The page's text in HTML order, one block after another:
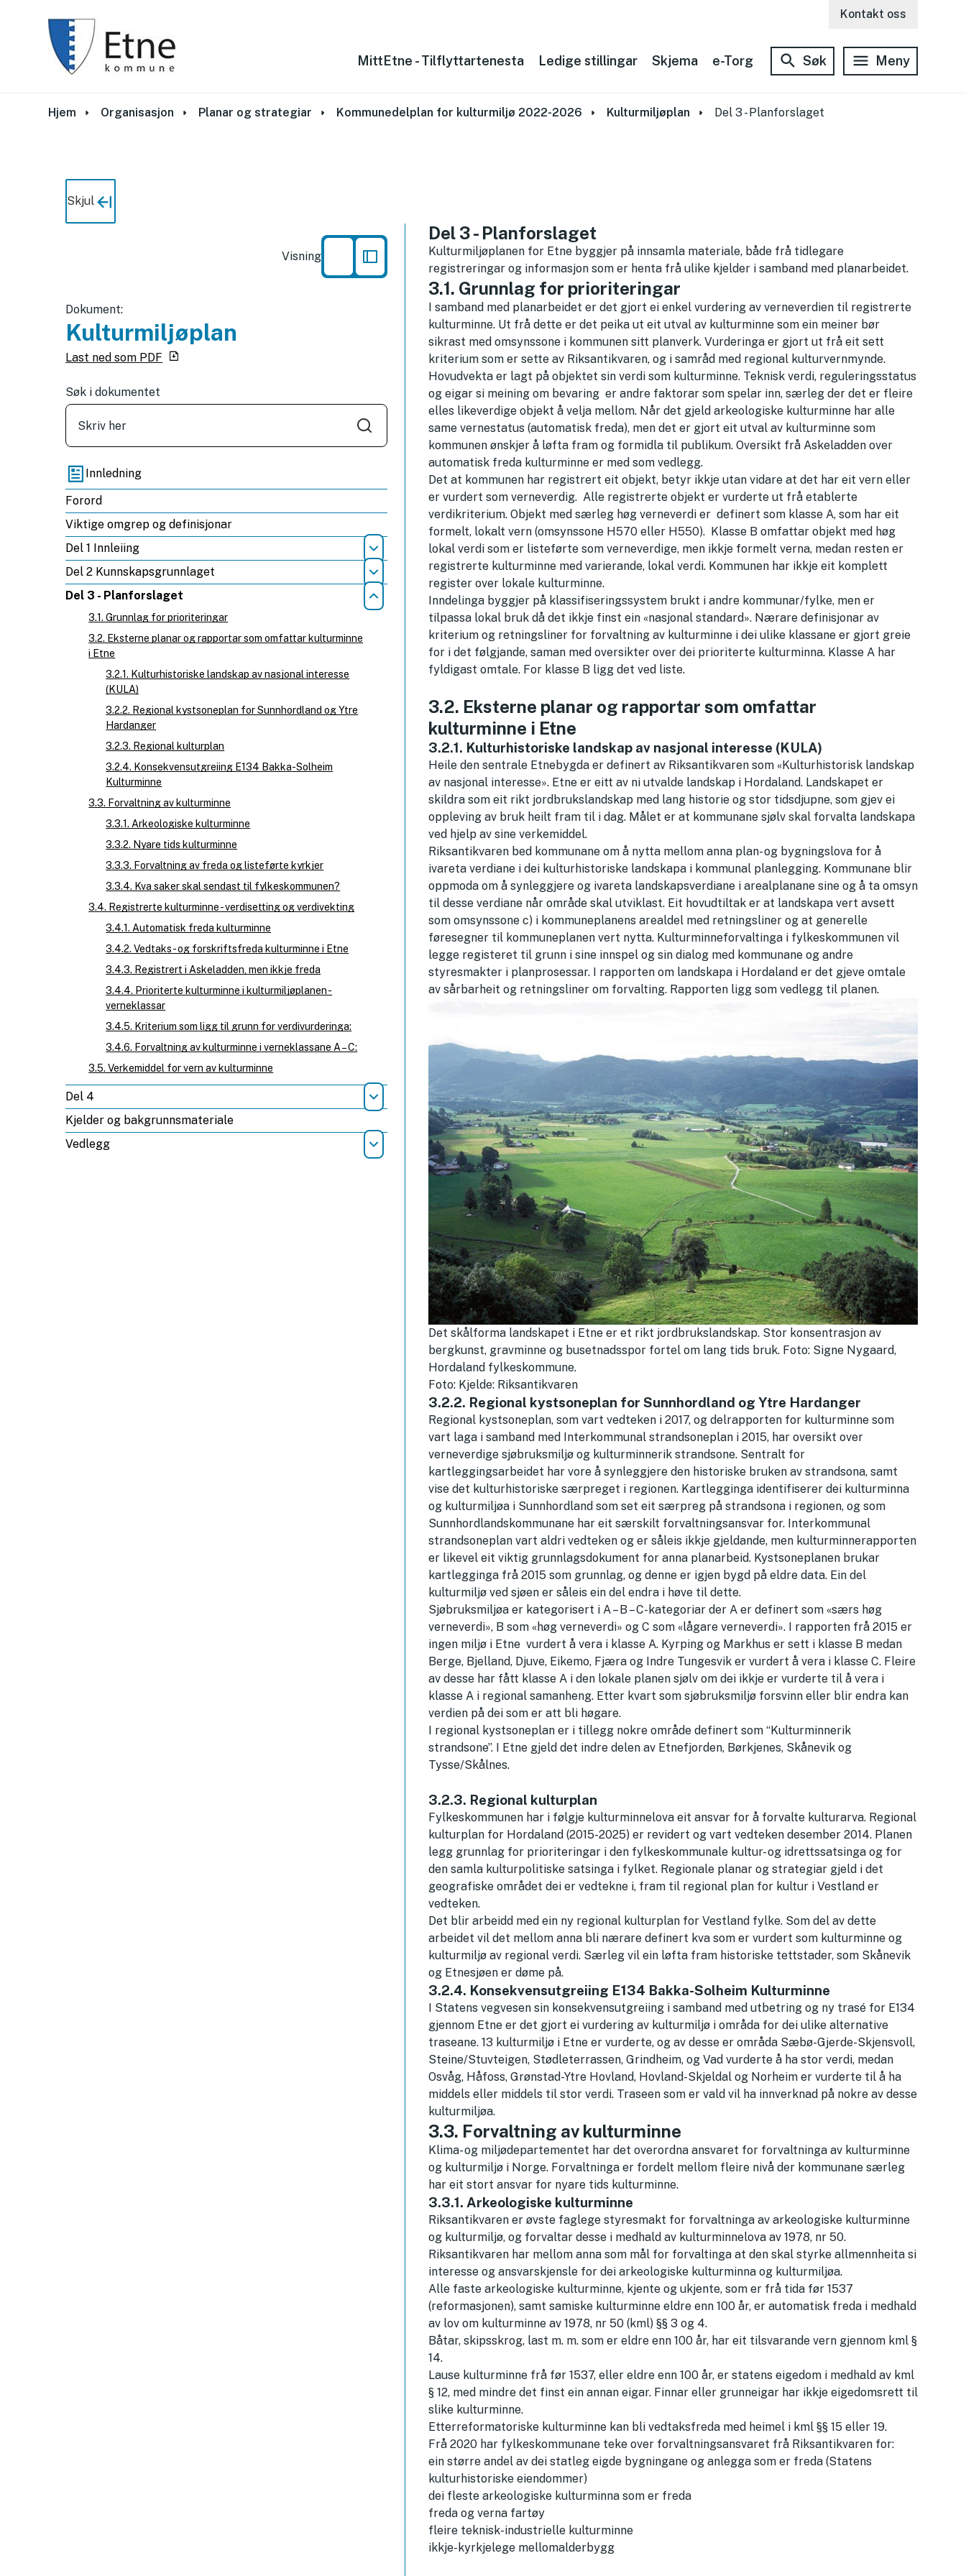
Kontakt oss
MittEtne - Tilflyttartenesta Ledige stillingar Skjema e-Torg Søk Meny
Du er her:
Hjem Organisasjon Planar og strategiar Kommunedelplan for kulturmiljø 2022-2026 Kulturmiljøplan Del 3 - Planforslaget
Skjul
Visning
Dokument:
Kulturmiljøplan
Last ned som PDF
Søk i dokumentet
Søk
Innledning
Forord
Viktige omgrep og definisjonar
Del 1 Innleiing
Åpne
Del 2 Kunnskapsgrunnlaget
Åpne
Del 3 - Planforslaget
Lukk
3.1. Grunnlag for prioriteringar
3.2. Eksterne planar og rapportar som omfattar kulturminne
i Etne
3.2.1. Kulturhistoriske landskap av nasjonal interesse
(KULA)
3.2.2. Regional kystsoneplan for Sunnhordland og Ytre
Hardanger
3.2.3. Regional kulturplan
3.2.4. Konsekvensutgreiing E134 Bakka-Solheim
Kulturminne
3.3. Forvaltning av kulturminne
3.3.1. Arkeologiske kulturminne
3.3.2. Nyare tids kulturminne
3.3.3. Forvaltning av freda og listeførte kyrkjer
3.3.4. Kva saker skal sendast til fylkeskommunen?
3.4. Registrerte kulturminne - verdisetting og verdivekting
3.4.1. Automatisk freda kulturminne
3.4.2. Vedtaks- og forskriftsfreda kulturminne i Etne
3.4.3. Registrert i Askeladden, men ikkje freda
3.4.4. Prioriterte kulturminne i kulturmiljøplanen -
verneklassar
3.4.5. Kriterium som ligg til grunn for verdivurderinga:
3.4.6. Forvaltning av kulturminne i verneklassane A – C:
3.5. Verkemiddel for vern av kulturminne
Del 4
Åpne
Kjelder og bakgrunnsmateriale
Vedlegg
Åpne
Del 3 - Planforslaget
Kulturmiljøplanen for Etne byggjer på innsamla materiale, både frå tidlegare
registreringar og informasjon som er henta frå ulike kjelder i samband med planarbeidet.
3.1. Grunnlag for prioriteringar
I samband med planarbeidet er det gjort ei enkel vurdering av verneverdien til registrerte
kulturminne. Ut frå dette er det peika ut eit utval av kulturminne som ein meiner bør
sikrast med omsynssone i kommunen sitt planverk. Vurderinga er gjort ut frå eit sett
kriterium som er sette av Riksantikvaren, og i samråd med regional kulturvernmynde.
Hovudvekta er lagt på objektet sin verdi som kulturminne. Teknisk verdi, reguleringsstatus
og eigar si meining om bevaring er andre faktorar som spelar inn, særleg der det er fleire
elles likeverdige objekt å velja mellom. Når det gjeld arkeologiske kulturminne har alle
same vernestatus (automatisk freda), men det er gjort eit utval av kulturminne som
kommunen ønskjer å løfta fram og formidla til publikum. Oversikt frå Askeladden over
automatisk freda kulturminne er med som vedlegg.
Det at kommunen har registrert eit objekt, betyr ikkje utan vidare at det har eit vern eller
er vurdert som verneverdig. Alle registrerte objekt er vurderte ut frå etablerte
verdikriterium. Objekt med særleg høg verneverdi er definert som klasse A, som har eit
formelt, lokalt vern (omsynssone H570 eller H550). Klasse B omfattar objekt med høg
lokal verdi som er listeførte som verneverdige, men ikkje formelt verna, medan resten er
registrerte kulturminne med varierande, lokal verdi. Kommunen har ikkje eit komplett
register over lokale kulturminne.
Inndelinga byggjer på klassifiseringssystem brukt i andre kommunar/fylke, men er
tilpassa lokal bruk då det ikkje finst ein «nasjonal standard». Nærare definisjonar av
kriterium og retningsliner for forvaltning av kulturminne i dei ulike klassane er gjort greie
for i det følgjande, saman med oversikter over dei prioriterte kulturminna. Klasse A har
fyldigast omtale. For klasse B ligg det ved liste.
3.2. Eksterne planar og rapportar som omfattar
kulturminne i Etne
3.2.1. Kulturhistoriske landskap av nasjonal interesse (KULA)
Heile den sentrale Etnebygda er definert av Riksantikvaren som «Kulturhistorisk landskap
av nasjonal interesse». Etne er eitt av ni utvalde landskap i Hordaland. Landskapet er
skildra som eit rikt jordbrukslandskap med lang historie og stor tidsdjupne, som gjev ei
oppleving av bruk heilt fram til i dag. Målet er at kommunane sjølv skal forvalta landskapa
ved hjelp av sine verkemiddel.
Riksantikvaren bed kommunane om å nytta mellom anna plan- og bygningslova for å
ivareta verdiane i dei kulturhistoriske landskapa i kommunal planlegging. Kommunane blir
oppmoda om å synleggjere og ivareta landskapsverdiane i arealplanane sine og å ta omsyn
til desse verdiane når område skal utviklast. Eit hovudtiltak er at landskapa vert avsett
som omsynssone c) i kommuneplanens arealdel med retningsliner og at generelle
føresegner til kommuneplanen vert nytta. Kulturminneforvaltinga i fylkeskommunen vil
legge registeret til grunn i sine innspel og sin dialog med kommunane og andre
styresmakter i planprosessar. I rapporten om landskapa i Hordaland er det gjeve omtale
av sårbarheit og retningsliner om forvalting. Rapporten ligg som vedlegg til planen.
Det skålforma landskapet i Etne er et rikt jordbrukslandskap. Stor konsentrasjon av
bergkunst, gravminne og busetnadsspor fortel om lang tids bruk. Foto: Signe Nygaard,
Hordaland fylkeskommune.
Foto: Kjelde: Riksantikvaren
3.2.2. Regional kystsoneplan for Sunnhordland og Ytre Hardanger
Regional kystsoneplan, som vart vedteken i 2017, og delrapporten for kulturminne som
vart laga i samband med Interkommunal strandsoneplan i 2015, har oversikt over
verneverdige sjøbruksmiljø og kulturminnerik strandsone. Sentralt for
kartleggingsarbeidet har vore å synleggjere den historiske bruken av strandsona, samt
vise det kulturhistoriske særpreget i regionen. Kartlegginga identifiserer dei kulturminna
og kulturmiljøa i Sunnhordland som set eit særpreg på strandsona i regionen, og som
Sunnhordlandskommunane har eit særskilt forvaltningsansvar for. Interkommunal
strandsoneplan vart aldri vedteken og er såleis ikkje gjeldande, men kulturminnerapporten
er likevel eit viktig grunnlagsdokument for anna planarbeid. Kystsoneplanen brukar
kartlegginga frå 2015 som grunnlag, og denne er igjen bygd på eldre data. Ein del
kulturmiljø ved sjøen er såleis ein del endra i høve til dette.
Sjøbruksmiljøa er kategorisert i A – B – C-kategoriar der A er definert som «særs høg
verneverdi», B som «høg verneverdi» og C som «lågare verneverdi». I rapporten frå 2015 er
ingen miljø i Etne vurdert å vera i klasse A. Kyrping og Markhus er sett i klasse B medan
Berge, Bjelland, Djuve, Eikemo, Fjæra og Indre Tungesvik er vurdert å vera i klasse C. Fleire
av desse har fått klasse A i den lokale planen sjølv om dei ikkje er vurderte til å vera i
klasse A i regional samanheng. Etter kvart som sjøbruksmiljø forsvinn eller blir endra kan
verdien på dei som er att bli høgare.
I regional kystsoneplan er i tillegg nokre område definert som “Kulturminnerik
strandsone”. I Etne gjeld det indre delen av Etnefjorden, Børkjenes, Skånevik og
Tysse/Skålnes.
3.2.3. Regional kulturplan
Fylkeskommunen har i følgje kulturminnelova eit ansvar for å forvalte kulturarva. Regional
kulturplan for Hordaland (2015-2025) er revidert og vart vedteken desember 2014. Planen
legg grunnlag for prioriteringar i den fylkeskommunale kultur- og idrettssatsinga og for
den samla kulturpolitiske satsinga i fylket. Regionale planar og strategiar gjeld i det
geografiske området dei er vedtekne i, fram til regional plan for kultur i Vestland er
vedteken.
Det blir arbeidd med ein ny regional kulturplan for Vestland fylke. Som del av dette
arbeidet vil det mellom anna bli nærare definert kva som er vurdert som kulturminne og
kulturmiljø av regional verdi. Særleg vil ein løfta fram historiske tettstader, som Skånevik
og Etnesjøen er døme på.
3.2.4. Konsekvensutgreiing E134 Bakka-Solheim Kulturminne
I Statens vegvesen sin konsekvensutgreiing i samband med utbetring og ny trasé for E134
gjennom Etne er det gjort ei vurdering av kulturmiljø i områda for dei ulike alternative
traseane. 13 kulturmiljø i Etne er vurderte, og av desse er områda Sæbø-Gjerde-Skjensvoll,
Steine/Stuvteigen, Stødleterrassen, Grindheim, og Vad vurderte å ha stor verdi, medan
Osvåg, Håfoss, Grønstad-Ytre Hovland, Hovland-Skjeldal og Norheim er vurderte til å ha
middels eller middels til stor verdi. Traseen som er vald vil ha innverknad på nokre av desse
kulturmiljøa.
3.3. Forvaltning av kulturminne
Klima- og miljødepartementet har det overordna ansvaret for forvaltninga av kulturminne
og kulturmiljø i Norge. Forvaltninga er fordelt mellom fleire nivå der kommunane særleg
har eit stort ansvar for nyare tids kulturminne.
3.3.1. Arkeologiske kulturminne
Riksantikvaren er øvste faglege styresmakt for forvaltninga av arkeologiske kulturminne
og kulturmiljø, og forvaltar desse i medhald av kulturminnelova av 1978, nr 50.
Riksantikvaren har mellom anna som mål for forvaltinga at den skal styrke allmennheita si
interesse og ansvarskjensle for dei arkeologiske kulturminna og kulturmiljøa.
Alle faste arkeologiske kulturminne, kjente og ukjente, som er frå tida før 1537
(reformasjonen), samt samiske kulturminne eldre enn 100 år, er automatisk freda i medhald
av lov om kulturminne av 1978, nr 50 (kml) §§ 3 og 4.
Båtar, skipsskrog, last m. m. som er eldre enn 100 år, har eit tilsvarande vern gjennom kml §
14.
Lause kulturminne frå før 1537, eller eldre enn 100 år, er statens eigedom i medhald av kml
§ 12, med mindre det finst ein annan eigar. Finnar eller grunneigar har ikkje eigedomsrett til
slike kulturminne.
Etterreformatoriske kulturminne kan bli vedtaksfreda med heimel i kml §§ 15 eller 19.
Frå 2020 har fylkeskommunane teke over forvaltningsansvaret frå Riksantikvaren for:
ein større andel av dei statleg eigde bygningane og anlegga som er freda (Statens
kulturhistoriske eiendommer)
dei fleste arkeologiske kulturminna som er freda
freda og verna fartøy
fleire teknisk-industrielle kulturminne
ikkje-kyrkjelege mellomalderbygg